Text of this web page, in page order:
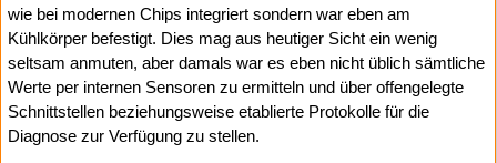
wie bei modernen Chips integriert sondern war eben am
Kühlkörper befestigt. Dies mag aus heutiger Sicht ein wenig
seltsam anmuten, aber damals war es eben nicht üblich sämtliche
Werte per internen Sensoren zu ermitteln und über offengelegte
Schnittstellen beziehungsweise etablierte Protokolle für die
Diagnose zur Verfügung zu stellen.